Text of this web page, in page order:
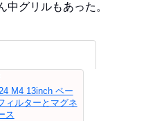
グリルもあった。
M4 13inch ペー
ィルターとマグネ
ス